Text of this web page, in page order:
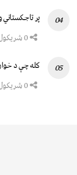
پر
کله چې د